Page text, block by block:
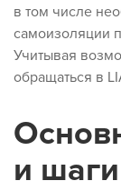
в том числе
самоизоляции
Учитывая
обращаться в
и